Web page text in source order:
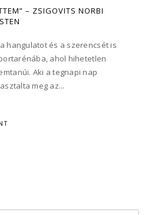
– ZSIGOVITS NORBI
hangulatot és a szerencsét is
ahol hihetetlen
Aki a tegnapi nap
meg az...